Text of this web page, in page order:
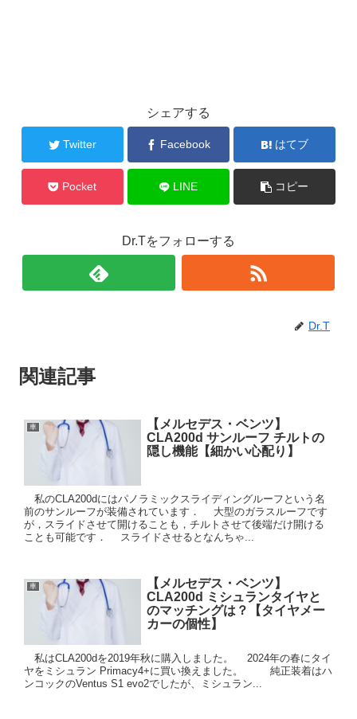
シェアする
Twitter Facebook はてブ
Pocket LINE コピー
Dr.Tをフォローする
Dr.T
関連記事
車
【メルセデス・ベンツ】
CLA200d サンルーフ チルトの
隠し機能【細かい心配り】
私のCLA200dにはパノラミックスライディングルーフという名
前のサンルーフが装備されています． 大型のガラスルーフです
が，スライドさせて開けることも，チルトさせて後端だけ開ける
ことも可能です． スライドさせるとなんちゃ...
車
【メルセデス・ベンツ】
CLA200d ミシュランタイヤと
のマッチングは？【タイヤメー
カーの個性】
私はCLA200dを2019年秋に購入しました。 2024年の春にタイ
ヤをミシュラン Primacy4+に買い換えました。 純正装着はハ
ンコックのVentus S1 evo2でしたが、ミシュラン...